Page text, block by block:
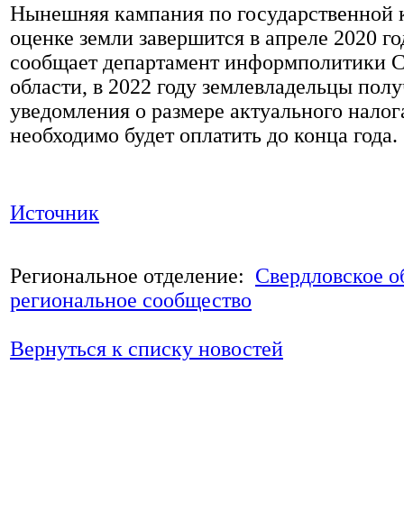
Нынешняя кампания по государственной
оценке земли завершится в апреле 2020
сообщает департамент информполитики
области, в 2022 году землевладельцы
уведомления о размере актуального
необходимо будет оплатить до конца года.
Источник
Региональное отделение: Свердловское
региональное сообщество
Вернуться к списку новостей